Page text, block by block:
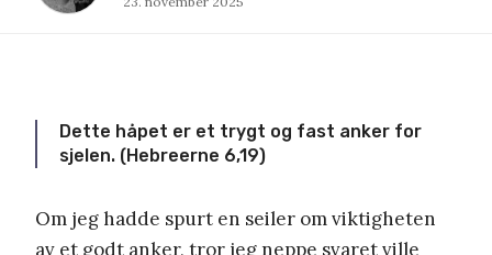
Dette håpet er et trygt og fast anker for
sjelen. (Hebreerne 6,19)
Om jeg hadde spurt en seiler om viktigheten
av et godt anker, tror jeg neppe svaret ville